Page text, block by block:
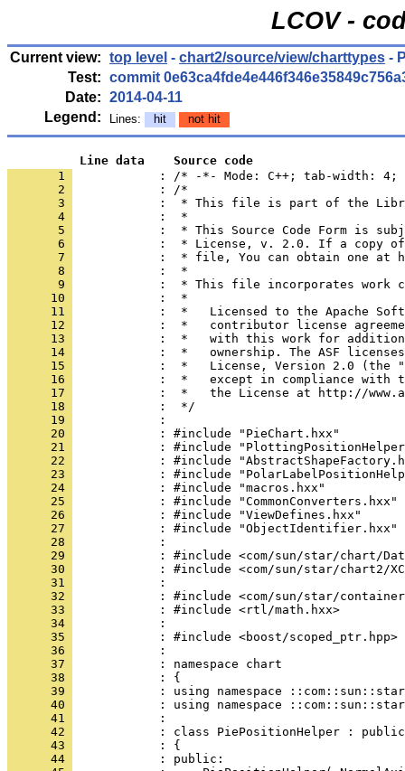
LCOV -
Current view: top level - chart2/source/view/charttypes -
Test: commit
Date: 2014-04-11
Legend:
Lines: hit not hit
          Line data    Source code
       1
: /* -*- Mode: C++; tab-width:
       2
       3
       4
       5
       6
       7
       8
       9
      10
      11
      12
      13
      14
      15
      16
      17
      18
      19
      20
      21
      22
      23
      24
      25
      26
      27
      28
      29
      30
      31
      32
      33
      34
      35
      36
      37
      38
      39
      40
      41
      42
      43
      44